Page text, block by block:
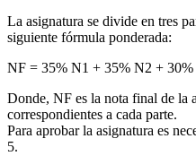
La asignatura se divide en tres
siguiente fórmula ponderada:
NF = 35% N1 + 35% N2 +
Donde, NF es la nota final de la
correspondientes a cada parte.
Para aprobar la asignatura es
5.